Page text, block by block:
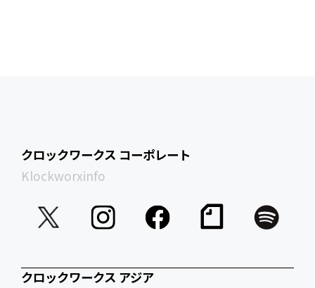
クロックワークス コーポレート
Klockworxinfo
クロックワークス アジア